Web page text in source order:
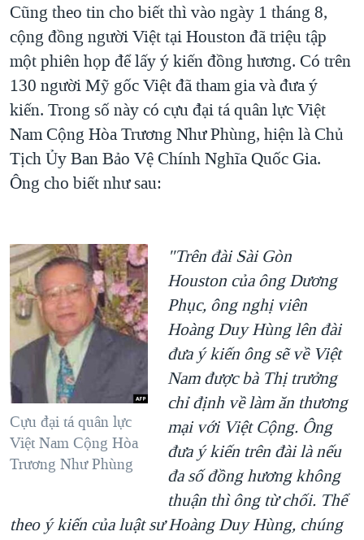
Cũng theo tin cho biết thì vào ngày 1 tháng 8,
cộng đồng người Việt tại Houston đã triệu tập
một phiên họp để lấy ý kiến đồng hương. Có trên
130 người Mỹ gốc Việt đã tham gia và đưa ý
kiến. Trong số này có cựu đại tá quân lực Việt
Nam Cộng Hòa Trương Như Phùng, hiện là Chủ
Tịch Ủy Ban Bảo Vệ Chính Nghĩa Quốc Gia.
Ông cho biết như sau:
Cựu đại tá quân lực
Việt Nam Cộng Hòa
Trương Như Phùng
"Trên đài Sài Gòn
Houston của ông Dương
Phục, ông nghị viên
Hoàng Duy Hùng lên đài
đưa ý kiến ông sẽ về Việt
Nam được bà Thị trưởng
chỉ định về làm ăn thương
mại với Việt Cộng. Ông
đưa ý kiến trên đài là nếu
đa số đồng hương không
thuận thì ông từ chối. Thể
theo ý kiến của luật sư Hoàng Duy Hùng, chúng